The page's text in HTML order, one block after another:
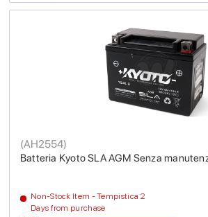
Batteria Kyoto SLA AGM Senza
(AH2554)
Non-Stock Item - Tempistica 2
Days from purchase